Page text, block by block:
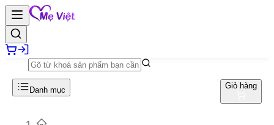
Danh mục Giỏ hàng